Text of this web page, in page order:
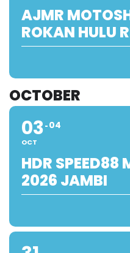
AJMR
ROKAN HULU
OCTOBER
03
OCT
04
HDR SPEED88
2026 JAMBI